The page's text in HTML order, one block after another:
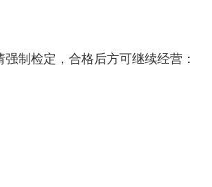
制检定，合格后方可继续经营：